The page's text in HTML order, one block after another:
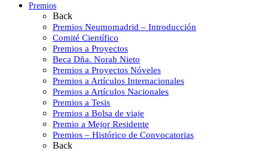
Premios
Back
Premios Neumomadrid – Introducción
Comité Científico
Premios a Proyectos
Beca Dña. Norah Nieto
Premios a Proyectos Nóveles
Premios a Artículos Internacionales
Premios a Artículos Nacionales
Premios a Tesis
Premios a Bolsa de viaje
Premio a Mejor Residente
Premios – Histórico de Convocatorias
Back